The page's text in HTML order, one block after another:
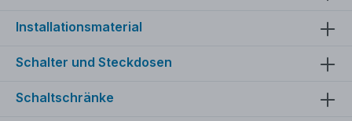
Installationsmaterial
Schalter und Steckdosen
Schaltschränke